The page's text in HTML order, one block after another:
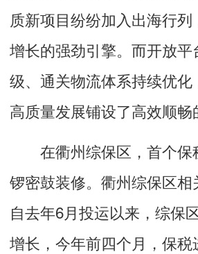
质新项目纷纷加入出海行
增长的强劲引擎。而开放
级、通关物流体系持续优
高质量发展铺设了高效顺畅
在衢州综保区，首个保
锣密鼓装修。衢州综保区相
自去年6月投运以来，综保
增长，今年前四个月，保